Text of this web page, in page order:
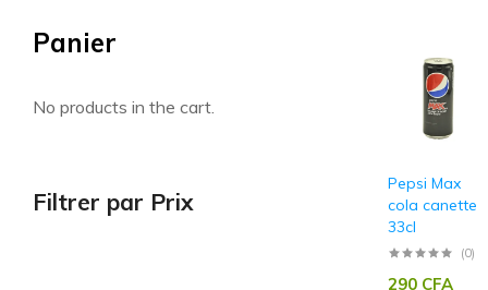
Pepsi Max
cola canette
33cl
(0)
290 CFA
Panier
No products in the cart.
Filtrer par Prix